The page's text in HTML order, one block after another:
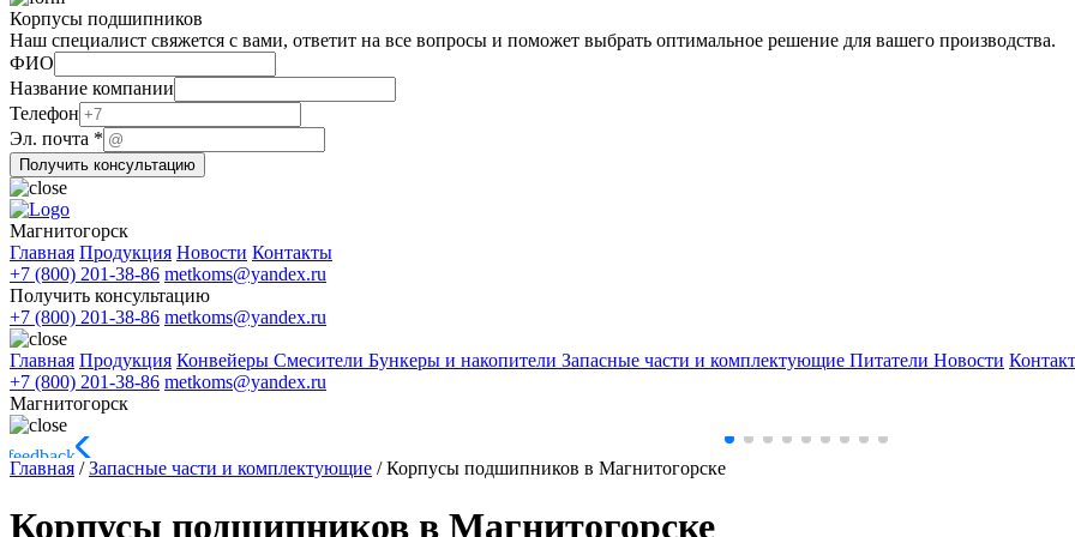
Корпусы подшипников
Наш специалист свяжется с вами, ответит на все вопросы и поможет выбрать оптимальное решение для вашего производства.
ФИО
Название компании
Телефон
Эл.
компании
почта
Эл. почта *
Получить консультацию
Магнитогорск
Главная Продукция Новости Контакты
+7 (800) 201-38-86 metkoms@yandex.ru
Получить консультацию
+7 (800) 201-38-86 metkoms@yandex.ru
Главная Продукция Конвейеры Смесители Бункеры и накопители Запасные части и комплектующие Питатели Новости
+7 (800) 201-38-86 metkoms@yandex.ru
Магнитогорск
Главная /Запасные части и комплектующие /Корпусы подшипников в Магнитогорске
Корпусы подшипников в Магнитогорске